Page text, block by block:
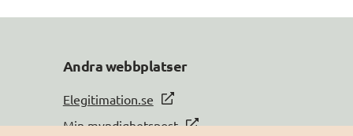
Andra webbplatser
Elegitimation.se
Min myndighetspost